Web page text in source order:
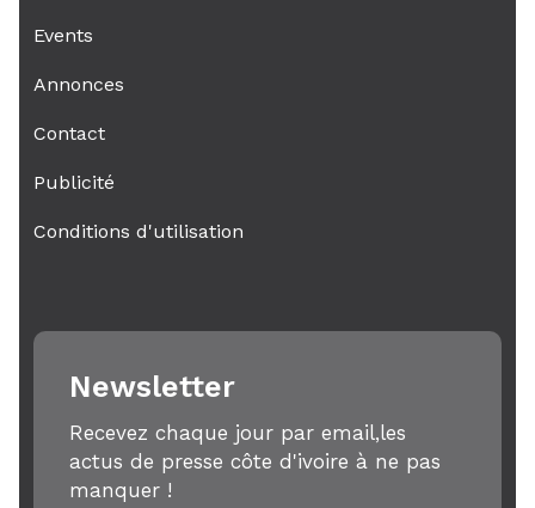
Events
Annonces
Contact
Publicité
Conditions d'utilisation
Newsletter
Recevez chaque jour par email,les
actus de presse côte d'ivoire à ne pas
manquer !